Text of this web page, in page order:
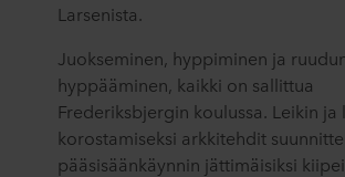
Larsenista.
Juokseminen, hyppiminen ja
hyppääminen, kaikki on sallittua
Frederiksbjergin koulussa. Leikin ja
korostamiseksi arkkitehdit
pääsisäänkäynnin jättimäisiksi